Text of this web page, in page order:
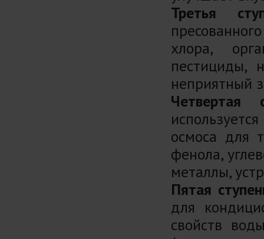
Третья
хлора,
пестициды,
неприятный
Четвертая
осмоса для
фенола,
металлы,
Пятая
для
свойств